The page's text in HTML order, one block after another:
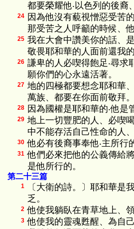
都要榮耀他‧以色列的後裔
24
因為他沒有藐視憎惡受苦
那受苦之人呼籲的時候、他
25 我在大會中讚美你的話、
敬畏耶和華的人面前還我的
26 謙卑的人必喫得飽足‧尋求
願你們的心永遠活著。
27 地的四極都要想念耶和華
萬族、都要在你面前敬拜。
28 因為國權是耶和華的‧他是
29 地上一切豐肥的人、必喫
中不能存活自己性命的人
30 他必有後裔事奉他‧主所行
31 他們必來把他的公義傳給
是他所行的。
第二十三篇
1
〔大衛的詩。〕耶和華是
乏。
2 他使我躺臥在青草地上、
3 他使我的靈魂甦醒、為自